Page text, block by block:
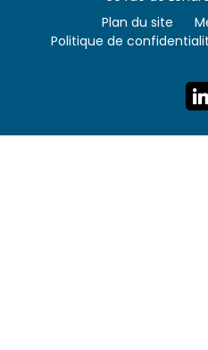
Plan du site
Politique de